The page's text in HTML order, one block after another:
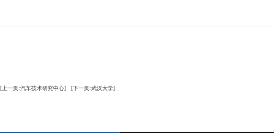
[上一页:汽车技术研究中心] [下一页:武汉大学]